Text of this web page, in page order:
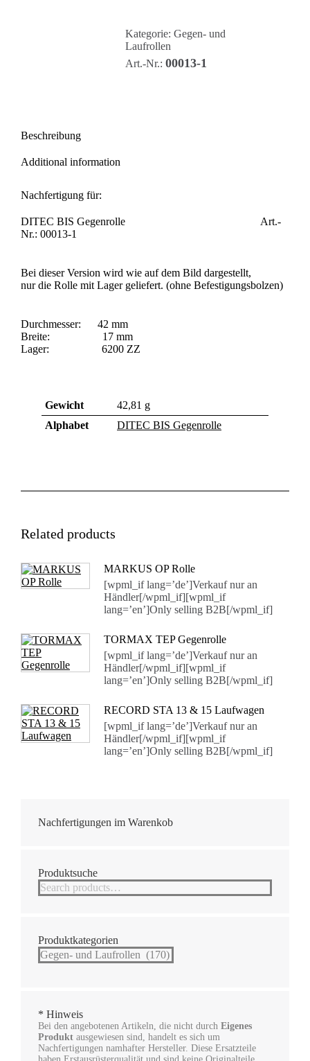
Kategorie: Gegen- und
Laufrollen
Art.-Nr.: 00013-1
Beschreibung
Additional information
Nachfertigung für:
DITEC BIS Gegenrolle Art.-
Nr.: 00013-1
Bei dieser Version wird wie auf dem Bild dargestellt,
nur die Rolle mit Lager geliefert. (ohne Befestigungsbolzen)
Durchmesser: 42 mm
Breite: 17 mm
Lager: 6200 ZZ
Gewicht
42,81 g
Alphabet
DITEC BIS Gegenrolle
Related products
MARKUS OP Rolle
[wpml_if lang=’de’]Verkauf nur an
Händler[/wpml_if][wpml_if
lang=’en’]Only selling B2B[/wpml_if]
TORMAX TEP Gegenrolle
[wpml_if lang=’de’]Verkauf nur an
Händler[/wpml_if][wpml_if
lang=’en’]Only selling B2B[/wpml_if]
RECORD STA 13 & 15 Laufwagen
[wpml_if lang=’de’]Verkauf nur an
Händler[/wpml_if][wpml_if
lang=’en’]Only selling B2B[/wpml_if]
Nachfertigungen im Warenkob
Produktsuche
Produktkategorien
* Hinweis
Bei den angebotenen Artikeln, die nicht durch Eigenes
Produkt ausgewiesen sind, handelt es sich um
Nachfertigungen namhafter Hersteller. Diese Ersatzteile